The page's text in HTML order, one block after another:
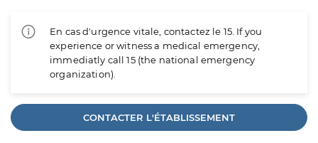
En cas d'urgence vitale, contactez le 15. If you
experience or witness a medical emergency,
immediatly call 15 (the national emergency
organization).
CONTACTER L'ÉTABLISSEMENT